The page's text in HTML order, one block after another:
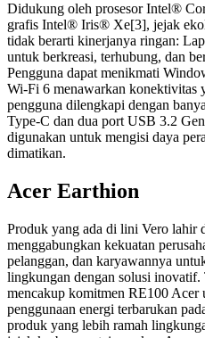
Didukung oleh prosesor Intel®
grafis Intel® Iris® Xe[3], jejak
tidak berarti kinerjanya ringan:
untuk berkreasi, terhubung, dan
Pengguna dapat menikmati
Wi-Fi 6 menawarkan konektivitas
pengguna dilengkapi dengan
Type-C dan dua port USB 3.2
digunakan untuk mengisi daya
dimatikan.
Acer Earthion
Produk yang ada di lini Vero lahir
menggabungkan kekuatan
pelanggan, dan karyawannya
lingkungan dengan solusi
mencakup komitmen RE100 Acer
penggunaan energi terbarukan
produk yang lebih ramah